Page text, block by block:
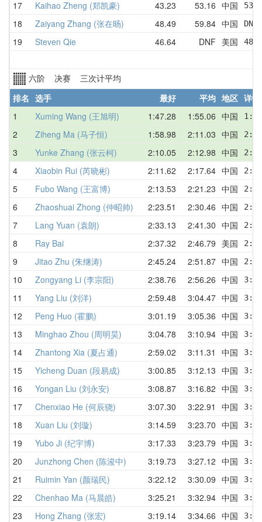
17 Kaihao Zheng (郑凯豪) 43.23 53.16 中国
18 Zaiyang Zhang (张在旸) 48.49 59.84 中国
19 Steven Qie 46.64 DNF 美国
六阶 决赛 三次计平均
排名 选手 最好 平均 地区 详情
1
Xuming Wang (王旭明) 1:47.28 1:55.06 中国
2 Ziheng Ma (马子恒) 1:58.98 2:11.03 中国
3 Yunke Zhang (张云柯) 2:10.05 2:12.98 中国
4 Xiaobin Rui (芮晓彬) 2:11.62 2:17.64 中国
5 Fubo Wang (王富博) 2:13.53 2:21.23 中国
6 Zhaoshuai Zhong (仲昭帅) 2:23.51 2:30.46 中国
7 Lang Yuan (袁朗) 2:33.13 2:41.30 中国
8 Ray Bai 2:37.32 2:46.79 美国
9 Jitao Zhu (朱继涛) 2:45.24 2:51.87 中国
10 Zongyang Li (李宗阳) 2:38.76 2:56.26 中国
11 Yang Liu (刘洋) 2:59.48 3:04.47 中国
12 Peng Huo (霍鹏) 3:01.19 3:05.36 中国
13 Minghao Zhou (周明昊) 3:04.78 3:10.94 中国
14 Zhantong Xia (夏占通) 2:59.02 3:11.31 中国
15 Yicheng Duan (段易成) 3:00.85 3:12.13 中国
16 Yongan Liu (刘永安) 3:08.87 3:16.82 中国
17 Chenxiao He (何辰骁) 3:07.30 3:22.91 中国
18 Xuan Liu (刘璇) 3:14.59 3:23.70 中国
19 Yubo Ji (纪宇博) 3:17.33 3:23.79 中国
20 Junzhong Chen (陈浚中) 3:19.73 3:27.12 中国
21 Ruimin Yan (颜瑞民) 3:22.12 3:30.09 中国
22 Chenhao Ma (马晨皓) 3:25.21 3:32.94 中国
23 Hong Zhang (张宏) 3:19.14 3:34.66 中国